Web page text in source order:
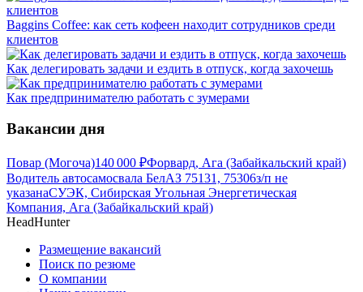
Baggins Coffee: как сеть кофеен находит сотрудников среди
клиентов
Как делегировать задачи и ездить в отпуск, когда захочешь
Как предпринимателю работать с зумерами
Вакансии дня
Повар (Могоча)140 000 ₽Форвард, Ага (Забайкальский край)
Водитель автосамосвала БелАЗ 75131, 75306з/п не
указанаСУЭК, Сибирская Угольная Энергетическая
Компания, Ага (Забайкальский край)
HeadHunter
Размещение вакансий
Поиск по резюме
О компании